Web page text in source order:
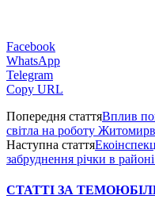
Facebook
WhatsApp
Telegram
Copy URL
Попередня статтяВплив
світла на роботу
Наступна стаття
забруднення річки в
СТАТТІ ЗА ТЕМОЮ